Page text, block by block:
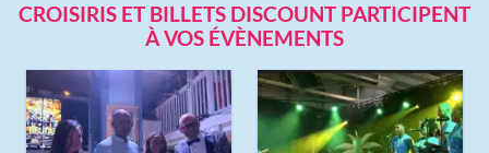
CROISIRIS ET BILLETS DISCOUNT PARTICIPENT
À VOS ÉVÈNEMENTS